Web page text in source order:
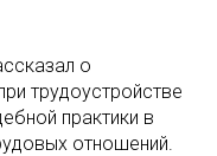
о
трудоустройстве
практики в
отношений.